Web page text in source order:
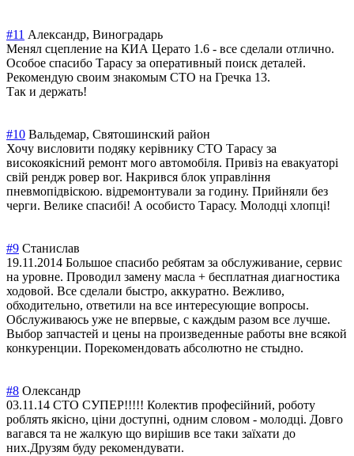
#11 Александр, Виноградарь
Менял сцепление на КИА Церато 1.6 - все сделали отлично.
Особое спасибо Тарасу за оперативный поиск деталей.
Рекомендую своим знакомым СТО на Гречка 13.
Так и держать!
#10 Вальдемар, Святошинский район
Хочу висловити подяку керівнику СТО Тарасу за
високоякісний ремонт мого автомобіля. Привіз на евакуаторі
свій рендж ровер вог. Накрився блок управління
пневмопідвіскою. відремонтували за годину. Прийняли без
черги. Велике спасибі! А особисто Тарасу. Молодці хлопці!
#9 Станислав
19.11.2014 Большое спасибо ребятам за обслуживание, сервис
на уровне. Проводил замену масла + бесплатная диагностика
ходовой. Все сделали быстро, аккуратно. Вежливо,
обходительно, ответили на все интересующие вопросы.
Обслуживаюсь уже не впервые, с каждым разом все лучше.
Выбор запчастей и цены на произведенные работы вне всякой
конкуренции. Порекомендовать абсолютно не стыдно.
#8 Олександр
03.11.14 СТО СУПЕР!!!!! Колектив професійний, роботу
роблять якісно, ціни доступні, одним словом - молодці. Довго
вагався та не жалкую що вирішив все таки заїхати до
них.Друзям буду рекомендувати.